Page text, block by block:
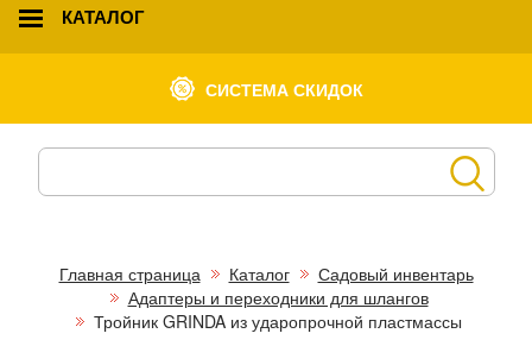
КАТАЛОГ
СИСТЕМА СКИДОК
Главная страница Каталог
Садовый инвентарь
Адаптеры и переходники для шлангов
Тройник GRINDA из ударопрочной пластмассы